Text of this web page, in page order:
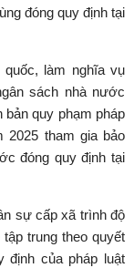
đóng quy định tại
làm nghĩa vụ
sách nhà nước
bản quy phạm pháp
2025 tham gia bảo
đóng quy định tại
sự cấp xã trình độ
trung theo quyết
định của pháp luật